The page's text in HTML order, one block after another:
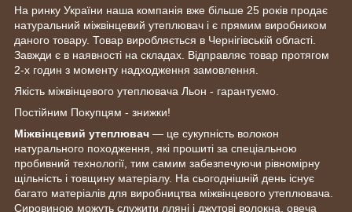
На ринку України наша компанія вже більше 25 років продає
натуральний міжвінцевий утеплювач і є прямим виробником
даного товару. Товар виробляється в Чернігівській області.
Завжди є в наявності на складах. Відправляє товар протягом
2-х годин з моменту надходження замовлення.
Якість міжвінцевого утеплювача Льон - гарантуємо.
Постійним Покупцям - знижки!
Міжвінцевий утеплювач — це сукупність волокон
натурального походження, які прошиті за спеціальною
пробивний технології, тим самим забезпечуючи рівномірну
щільність і товщину матеріалу. На сьогоднішній день існує
багато матеріалів для виробництва міжвінцевого утеплювача.
Сировиною можуть служити лляні і джутові волокна, овеча